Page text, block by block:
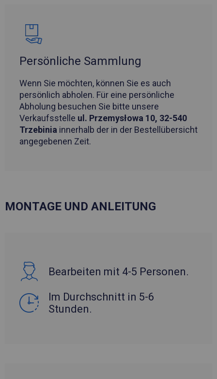
Persönliche Sammlung
Wenn Sie möchten, können Sie es auch
persönlich abholen. Für eine persönliche
Abholung besuchen Sie bitte unsere
Verkaufsstelle ul. Przemysłowa 10, 32-540
Trzebinia innerhalb der in der Bestellübersicht
angegebenen Zeit.
MONTAGE UND ANLEITUNG
Bearbeiten mit 4-5 Personen.
Im Durchschnitt in 5-6
Stunden.